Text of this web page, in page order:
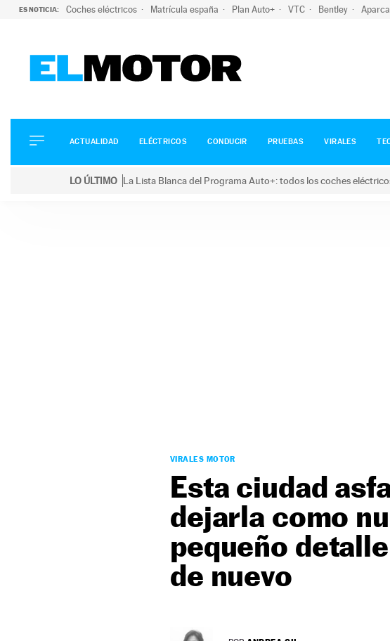
ES NOTICIA: Coches eléctricos Matrícula españa Plan Auto+ VTC Bentley
ELÉCTRICOS
CONDUCIR
ACTUALIDAD ELÉCTRICOS CONDUCIR PRUEBAS VIRALES
LO ÚLTIMO La Lista Blanca del Programa Auto+: todos los coches
VIRALES MOTOR
Esta ciudad
dejarla como
pequeño
de nuevo